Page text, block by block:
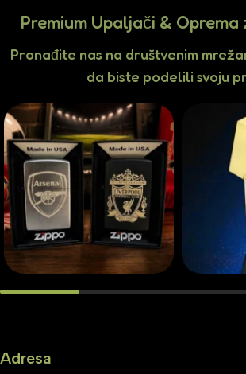
Premium Upaljači &
Pronađite nas na društvenim
da biste podelili svoju
Adresa